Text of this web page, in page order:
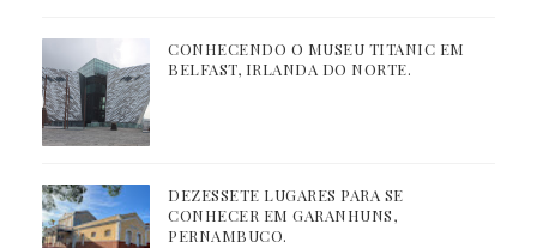
CONHECENDO O MUSEU TITANIC EM
BELFAST, IRLANDA DO NORTE.
DEZESSETE LUGARES PARA SE
CONHECER EM GARANHUNS,
PERNAMBUCO.